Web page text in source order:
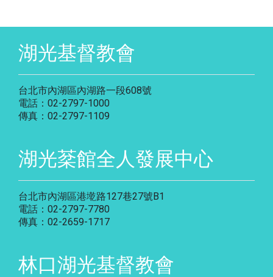
湖光基督教會
台北市內湖區內湖路一段608號
電話：02-2797-1000
傳真：02-2797-1109
湖光棻館全人發展中心
台北市內湖區港墘路127巷27號B1
電話：02-2797-7780
傳真：02-2659-1717
林口湖光基督教會